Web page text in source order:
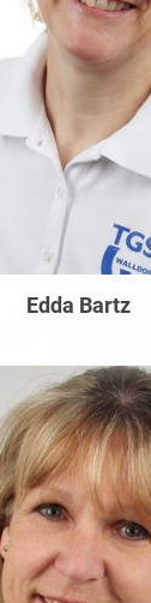
Edda Bartz